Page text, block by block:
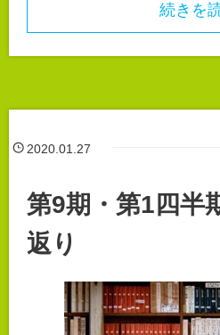
続きを
2020.01.27
第9期・第1四半
返り